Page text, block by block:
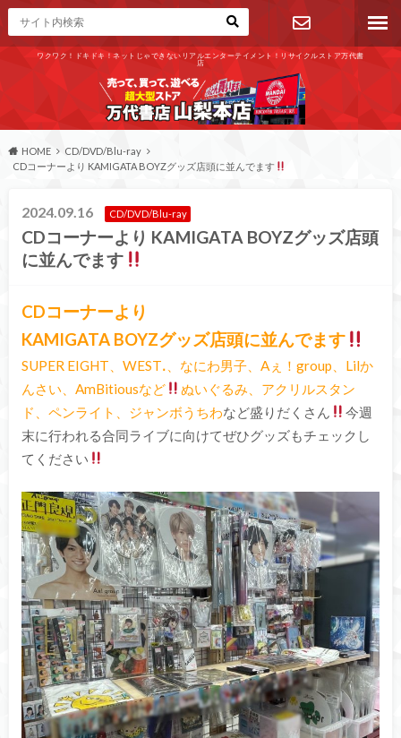
ワクワク！ドキドキ！ネットじゃできないリアルエンターテイメント！リサイクルストア万代書
店
お問い合わ
せ
HOME
CD/DVD/Blu-ray
CDコーナーより KAMIGATA BOYZグッズ店頭に並んでます
2024.09.16 CD/DVD/Blu-ray
CDコーナーより KAMIGATA BOYZグッズ店頭
に並んでます
CDコーナーより
KAMIGATA BOYZグッズ店頭に並んでます
SUPER EIGHT、WESTꓸ、なにわ男子、Aぇ！group、Lilか
んさい、AmBitiousなど
ぬいぐるみ、アクリルスタン
ド、ペンライト、ジャンボうちわなど盛りだくさん
今週
末に行われる合同ライブに向けてぜひグッズもチェックし
てください